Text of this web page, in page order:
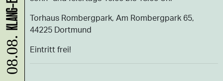
Torhaus Rombergpark, Am Rombergpark 65,
44225 Dortmund
Eintritt frei!
08.08.